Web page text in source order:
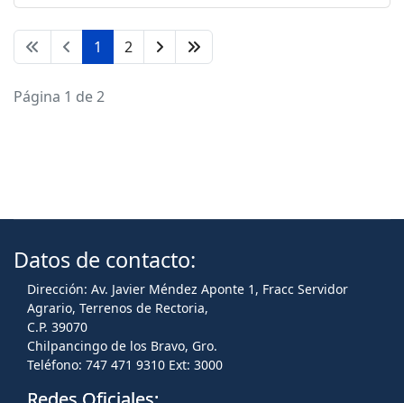
1 2
Página 1 de 2
Datos de contacto:
Dirección: Av. Javier Méndez Aponte 1, Fracc Servidor
Agrario, Terrenos de Rectoria,
C.P. 39070
Chilpancingo de los Bravo, Gro.
Teléfono: 747 471 9310 Ext: 3000